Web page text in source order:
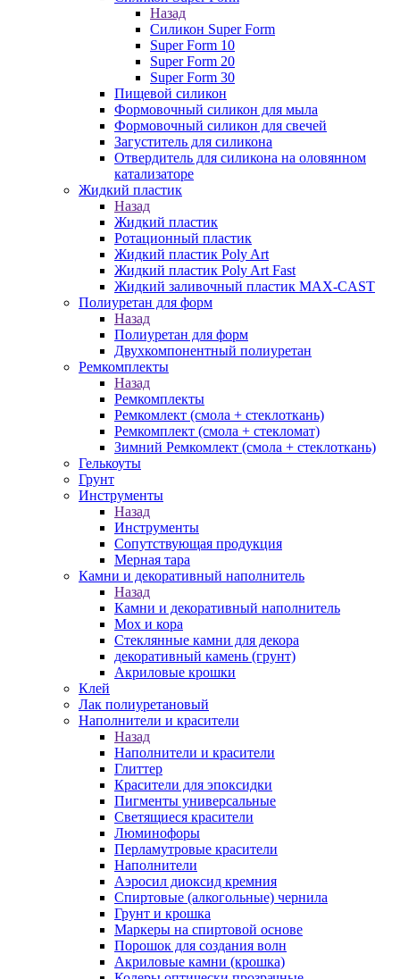
Назад
Силикон Super Form
Super Form 10
Super Form 20
Super Form 30
Пищевой силикон
Формовочный силикон для мыла
Формовочный силикон для свечей
Загуститель для силикона
Отвердитель для силикона на оловянном
катализаторе
Жидкий пластик
Назад
Жидкий пластик
Ротационный пластик
Жидкий пластик Poly Art
Жидкий пластик Poly Art Fast
Жидкий заливочный пластик MAX-CAST
Полиуретан для форм
Назад
Полиуретан для форм
Двухкомпонентный полиуретан
Ремкомплекты
Назад
Ремкомплекты
Ремкомлект (смола + стеклоткань)
Ремкомплект (смола + стекломат)
Зимний Ремкомлект (смола + стеклоткань)
Гелькоуты
Грунт
Инструменты
Назад
Инструменты
Сопутствующая продукция
Мерная тара
Камни и декоративный наполнитель
Назад
Камни и декоративный наполнитель
Мох и кора
Стеклянные камни для декора
декоративный камень (грунт)
Акриловые крошки
Клей
Лак полиуретановый
Наполнители и красители
Назад
Наполнители и красители
Глиттер
Красители для эпоксидки
Пигменты универсальные
Светящиеся красители
Люминофоры
Перламутровые красители
Наполнители
Аэросил диоксид кремния
Спиртовые (алкогольные) чернила
Грунт и крошка
Маркеры на спиртовой основе
Порошок для создания волн
Акриловые камни (крошка)